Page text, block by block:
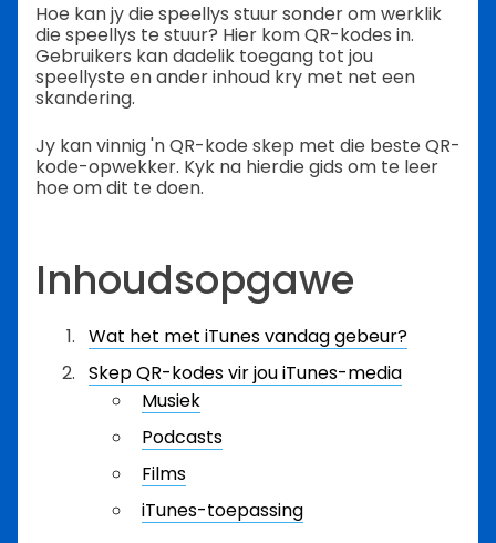
Hoe kan jy die speellys stuur sonder om werklik
die speellys te stuur? Hier kom QR-kodes in.
Gebruikers kan dadelik toegang tot jou
speellyste en ander inhoud kry met net een
skandering.
Jy kan vinnig 'n QR-kode skep met die beste QR-
kode-opwekker. Kyk na hierdie gids om te leer
hoe om dit te doen.
Inhoudsopgawe
Wat het met iTunes vandag gebeur?
Skep QR-kodes vir jou iTunes-media
Musiek
Podcasts
Films
iTunes-toepassing